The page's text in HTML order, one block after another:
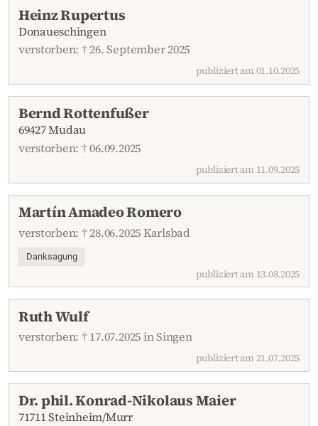
Heinz Rupertus
Donaueschingen
verstorben: † 26. September 2025
publiziert am 01.10.2025
Bernd Rottenfußer
69427 Mudau
verstorben: † 06.09.2025
publiziert am 11.09.2025
Martín Amadeo Romero
verstorben: † 28.06.2025 Karlsbad
Danksagung
publiziert am 13.08.2025
Ruth Wulf
verstorben: † 17.07.2025 in Singen
publiziert am 21.07.2025
Dr. phil. Konrad-Nikolaus Maier
71711 Steinheim/Murr